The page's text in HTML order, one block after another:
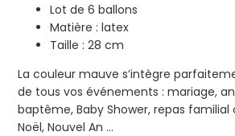
Lot de 6 ballons
Matière : latex
Taille : 28 cm
La couleur mauve s’intègre
de tous vos événements : mariage,
baptême, Baby Shower, repas familial
Noël, Nouvel An …